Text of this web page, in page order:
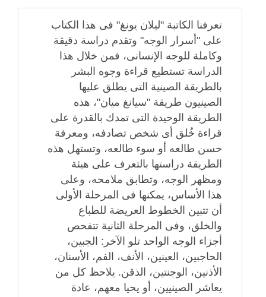
تعرفنا الكاتبة "ليلان يونغ" فى هذا الكتاب
على "أسرار الوجه" وتقدم دراسة دقيقة
وكاملة للوجه الإنسانى، فمن خلال هذا
الدراسة تستطيع قراءة وجوه البشر
بالطريقة الصينية التى يطلق عليها
الصينيون طريقة "سيانغ ميان"، هذه
الطريقة الوحيدة التى تمدك بالقدرة على
قراءة خُلق أى شخص تصادفه، ومعرفة
حسن طالعه أو سوء طالعه، وتستهل هذه
الطريقة دراستها بالتعرف على هيئة
ومظهر الوجه، وتطابق ملامحه، وعلى
هذا الأساس، يمكنها فى المرحلة الأولى
أن تتبين الخطوط العريضة للطباع
والخلق، وفى المرحلة الثانية تتفحص
أجزاء الوجه الواحد تلو الآخر: الجبين،
الحاجبين، العينين، الأنف، الفم، الأسنان،
الأذنين، الوجنتين، الذقن. يلاحظ كل من
يعاشر الصينيين، أو يحيا معهم، عادة